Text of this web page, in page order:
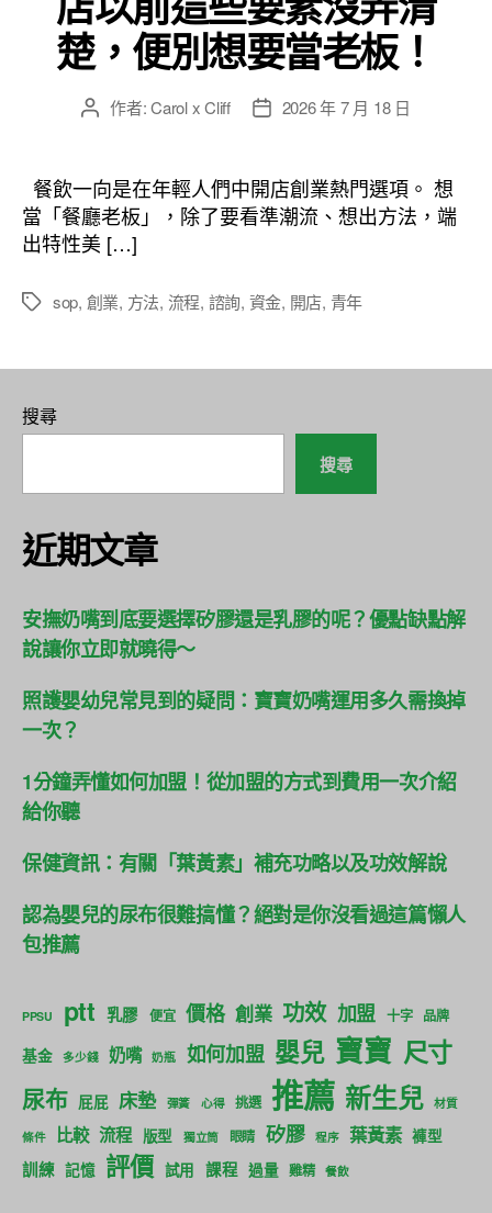
楚，便別想要當老板！
文
者
作者:Carol x Cliff
文
佈
日
期
2026 年 7 月 18 日
餐飲一向是在年輕人們中開店創業熱門選項。 想
當「餐廳老板」，除了要看準潮流、想出方法，端
出特性美 […]
標
sop, 創業, 方法, 流程, 諮詢, 資金, 開店, 青年
搜尋
搜尋
近期文章
安撫奶嘴到底要選擇矽膠還是乳膠的呢？優點缺點解
說讓你立即就曉得～
照護嬰幼兒常見到的疑問：寶寶奶嘴運用多久需換掉
一次？
1分鐘弄懂如何加盟！從加盟的方式到費用一次介紹
給你聽
保健資訊：有關「葉黃素」補充功略以及功效解說
認為嬰兒的尿布很難搞懂？絕對是你沒看過這篇懶人
包推薦
PPSU ptt 乳膠 便宜 價格 創業 功效 加盟 十字 品牌
基金 多少錢 奶嘴 奶瓶 如何加盟 嬰兒 寶寶 尺寸
尿布 屁屁 床墊 彈簧 心得 挑選 推薦 新生兒 材質
條件 比較 流程 版型 獨立筒 眼睛 矽膠 程序 葉黃素 褲型
訓練 記憶 評價 試用 課程 過量 雞精 餐飲